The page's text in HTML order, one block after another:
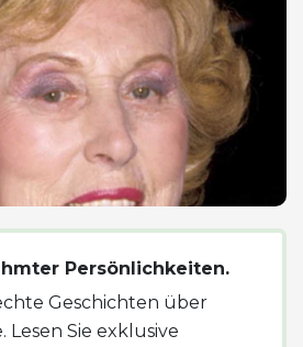
Persönlichkeiten.
Geschichten über
Sie exklusive